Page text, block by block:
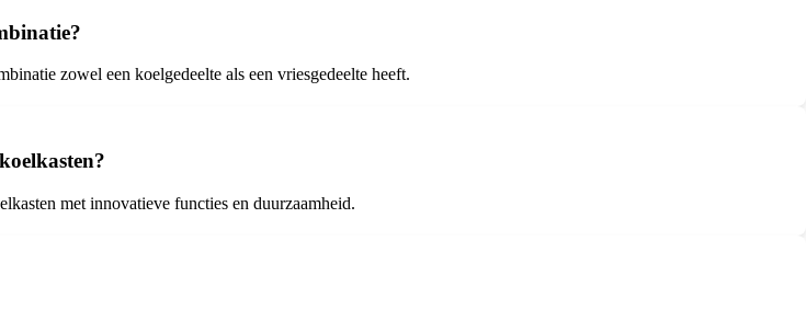
zowel een koelgedeelte als een vriesgedeelte heeft.
met innovatieve functies en duurzaamheid.